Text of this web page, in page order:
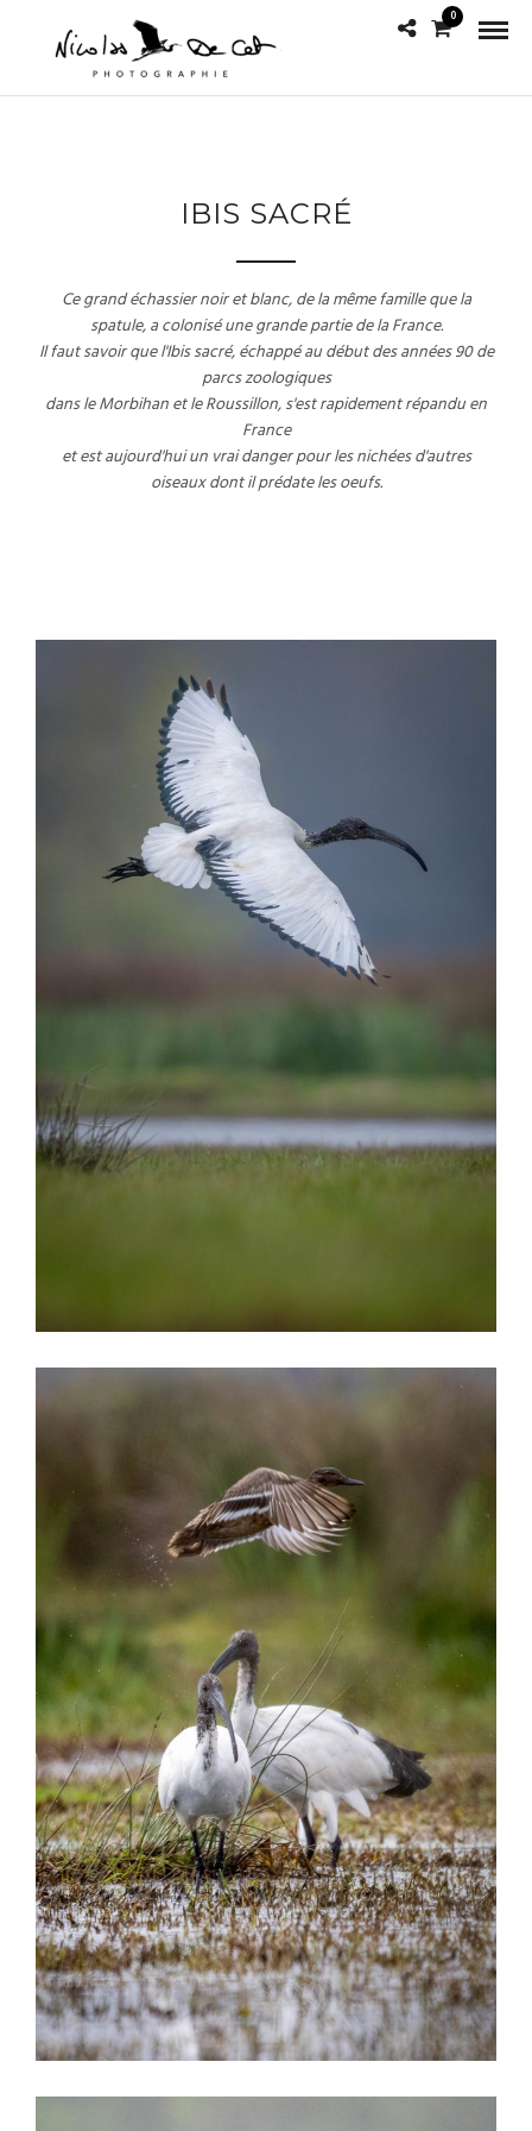
0
IBIS SACRÉ
Ce grand échassier noir et blanc, de la même famille que la
spatule, a colonisé une grande partie de la France.
Il faut savoir que l'Ibis sacré, échappé au début des années 90 de
parcs zoologiques
dans le Morbihan et le Roussillon, s'est rapidement répandu en
France
et est aujourd'hui un vrai danger pour les nichées d'autres
oiseaux dont il prédate les oeufs.